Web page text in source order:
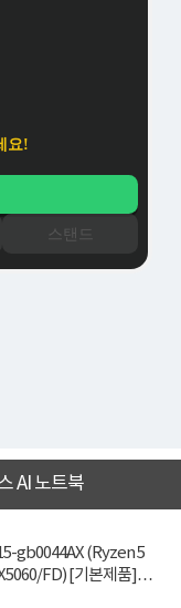
AI 노트북
gb0044AX (Ryzen 5
FD) [기본제품]★